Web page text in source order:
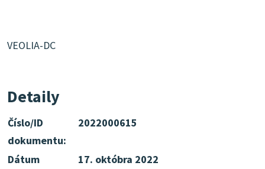
VEOLIA-DC
Detaily
Číslo/ID
dokumentu:
2022000615
Dátum
17. októbra 2022